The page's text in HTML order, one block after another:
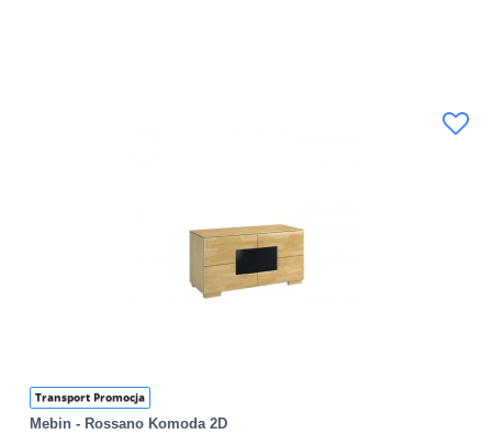
Transport Promocja
Mebin - Rossano Komoda 2D